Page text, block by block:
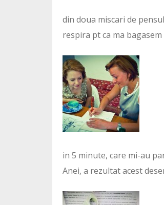
din doua miscari de
respira pt ca ma
in 5 minute, care mi-au
Anei, a rezultat acest